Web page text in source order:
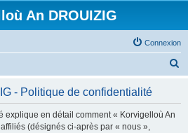
An DROUIZIG
Connexion
- Politique de confidentialité
explique en détail comment « Korvigelloù An
(désignés ci-après par « nous »,